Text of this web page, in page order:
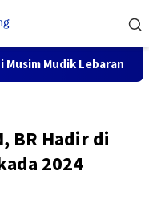
Lebaran Fokus
BR Hadir di
2024